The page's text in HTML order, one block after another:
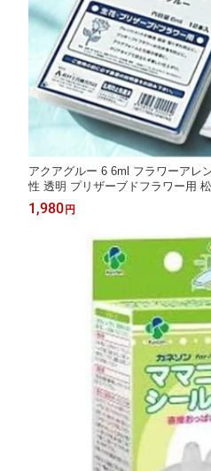
アクアグルー 6 6ml フラワーアレ
性 透明 プリザーブドフラワー用
具 グルー ボンド フラワーデザイ
アートフラワー ディップアート
1,980円